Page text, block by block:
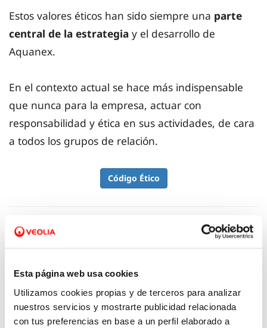
Esta página web usa cookies
Utilizamos cookies propias y de terceros para analizar
nuestros servicios y mostrarte publicidad relacionada
con tus preferencias en base a un perfil elaborado a
Estos valores éticos han sido siempre una parte
central de la estrategia y el desarrollo de
Aquanex.
En el contexto actual se hace más indispensable
que nunca para la empresa, actuar con
responsabilidad y ética en sus actividades, de cara
a todos los grupos de relación.
Código Ético
En Aquanex hemos implementado un Canal Ético
para comunicar de forma confidencial, y anónima
si así se desea, actos contrarios a la legislación